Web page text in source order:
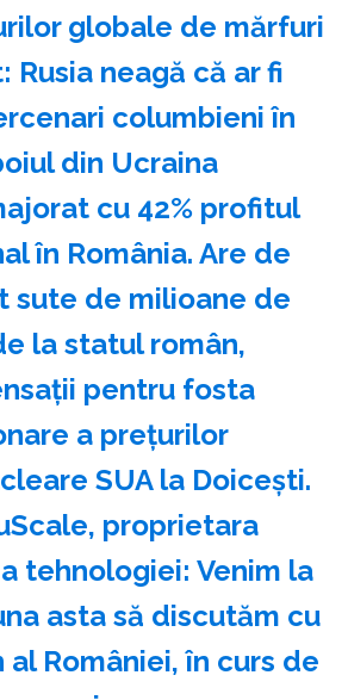
globale de mărfuri
Rusia neagă că ar fi
columbieni în
din Ucraina
cu 42% profitul
în România. Are de
sute de milioane de
la statul român,
pentru fosta
a prețurilor
SUA la Doicești.
proprietara
tehnologiei: Venim la
asta să discutăm cu
al României, în curs de